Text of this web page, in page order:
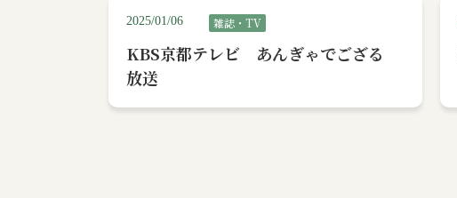
2025/01/06 雑誌・TV
KBS京都テレビ あんぎゃでござる
放送